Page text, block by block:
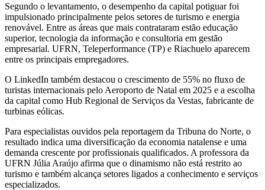
Segundo o levantamento, o desempenho da capital potiguar foi
impulsionado principalmente pelos setores de turismo e energia
renovável. Entre as áreas que mais contrataram estão educação
superior, tecnologia da informação e consultoria em gestão
empresarial. UFRN, Teleperformance (TP) e Riachuelo aparecem
entre os principais empregadores.
O LinkedIn também destacou o crescimento de 55% no fluxo de
turistas internacionais pelo Aeroporto de Natal em 2025 e a escolha
da capital como Hub Regional de Serviços da Vestas, fabricante de
turbinas eólicas.
Para especialistas ouvidos pela reportagem da Tribuna do Norte, o
resultado indica uma diversificação da economia natalense e uma
demanda crescente por profissionais qualificados. A professora da
UFRN Júlia Araújo afirma que o dinamismo não está restrito ao
turismo e também alcança setores ligados a conhecimento e serviços
especializados.